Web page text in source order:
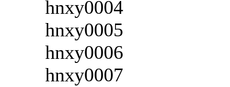
hnxy0004
hnxy0005
hnxy0006
hnxy0007